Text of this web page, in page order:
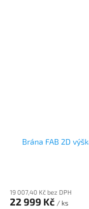
Brána FAB 2D
19 007,40 Kč bez DPH
22 999 Kč / ks